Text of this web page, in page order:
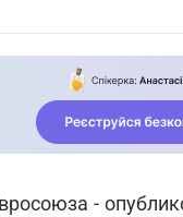
-